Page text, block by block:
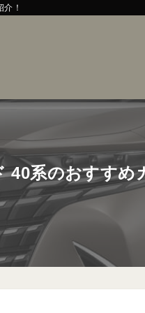
！
40系のおすすめ